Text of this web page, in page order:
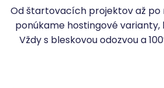
Od štartovacích projektov až
ponúkame hostingové varianty,
Vždy s bleskovou odozvou a